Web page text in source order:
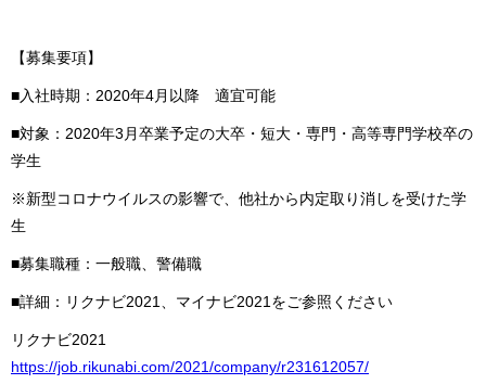
【募集要項】
■入社時期：2020年4月以降 適宜可能
■対象：2020年3月卒業予定の大卒・短大・専門・高等専門学校卒の
学生
※新型コロナウイルスの影響で、他社から内定取り消しを受けた学
生
■募集職種：一般職、警備職
■詳細：リクナビ2021、マイナビ2021をご参照ください
リクナビ2021
https://job.rikunabi.com/2021/company/r231612057/